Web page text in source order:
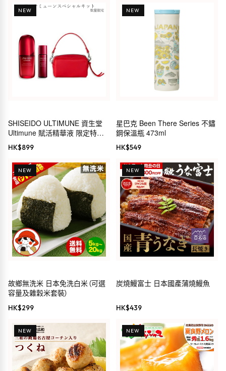
NEW
SHISEIDO ULTIMUNE 資生堂
Ultimune 賦活精華液 限定特別
套裝
HK$899
NEW
星巴克 Been There Series 不鏽
鋼保溫瓶 473ml
HK$549
NEW
故鄉無洗米 日本免洗白米（可選
容量及雜穀米套裝）
HK$299
NEW
炭燒鰻富士 日本國產蒲燒鰻魚
HK$439
NEW NEW